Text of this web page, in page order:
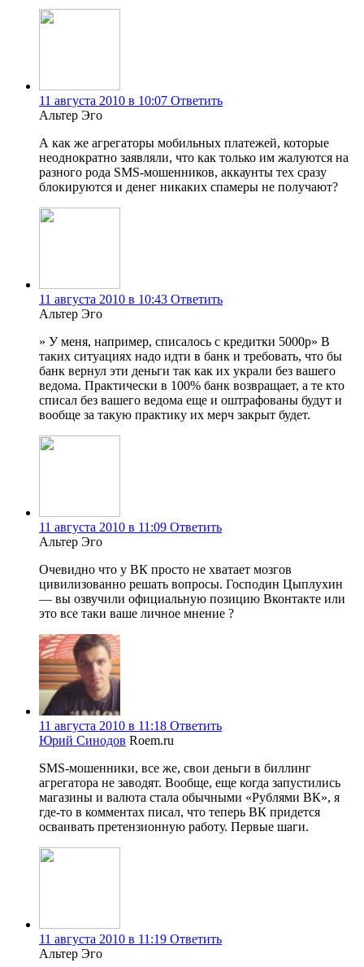
11 августа 2010 в 10:07 Ответить
Альтер Эго
А как же агрегаторы мобильных платежей, которые
неоднократно заявляли, что как только им жалуются на
разного рода SMS-мошенников, аккаунты тех сразу
блокируются и денег никаких спамеры не получают?
11 августа 2010 в 10:43 Ответить
Альтер Эго
» У меня, например, списалось с кредитки 5000р» В
таких ситуациях надо идти в банк и требовать, что бы
банк вернул эти деньги так как их украли без вашего
ведома. Практически в 100% банк возвращает, а те кто
списал без вашего ведома еще и оштрафованы будут и
вообще за такую практику их мерч закрыт будет.
11 августа 2010 в 11:09 Ответить
Альтер Эго
Очевидно что у ВК просто не хватает мозгов
цивилизованно решать вопросы. Господин Цыплухин
— вы озвучили официальную позицию Вконтакте или
это все таки ваше личное мнение ?
11 августа 2010 в 11:18 Ответить
Юрий Синодов Roem.ru
SMS-мошенники, все же, свои деньги в биллинг
агрегатора не заводят. Вообще, еще когда запустились
магазины и валюта стала обычными «Рублями ВК», я
где-то в комментах писал, что теперь ВК придется
осваивать претензионную работу. Первые шаги.
11 августа 2010 в 11:19 Ответить
Альтер Эго